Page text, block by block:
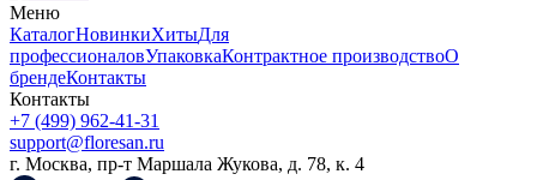
Меню
КаталогНовинкиХитыДля
профессионаловУпаковкаКонтрактное производствоО
брендеКонтакты
Контакты
+7 (499) 962-41-31
support@floresan.ru
г. Москва, пр-т Маршала Жукова, д. 78, к. 4